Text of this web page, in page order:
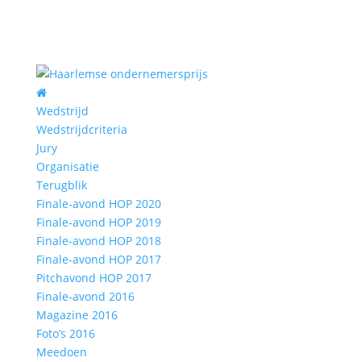
Wedstrijd
Wedstrijdcriteria
Jury
Organisatie
Terugblik
Finale-avond HOP 2020
Finale-avond HOP 2019
Finale-avond HOP 2018
Finale-avond HOP 2017
Pitchavond HOP 2017
Finale-avond 2016
Magazine 2016
Foto’s 2016
Meedoen